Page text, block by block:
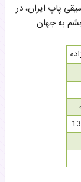
پاپ ایران، در
حیدریه چشم به جهان